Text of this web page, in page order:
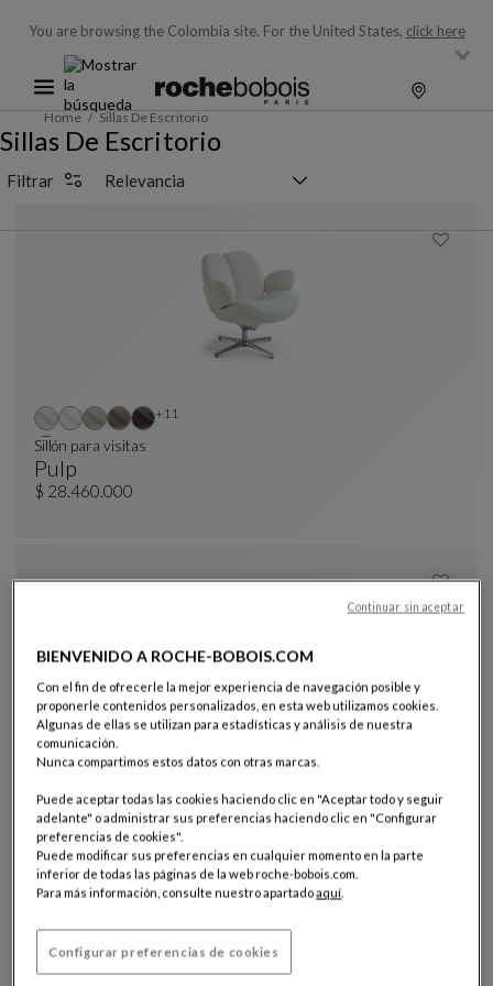
You are browsing the Colombia site. For the United States, click here
Home Sillas De Escritorio
Sillas De Escritorio
Filtrar
Pulp
Sillón Para Visitas
Ver Descripción Completa
Sillón para visitas
$ 28.460.000
+11Otros colores : 11 colores disponibles
Cento Office
Sillón Presidente Respaldo Bajo
Ver Descripción Completa
Sillón presidente respaldo bajo
BIENVENIDO A ROCHE-BOBOIS.COM
Con el fin de ofrecerle la mejor experiencia de navegación posible y
proponerle contenidos personalizados, en esta web utilizamos cookies.
Algunas de ellas se utilizan para estadísticas y análisis de nuestra
comunicación.
Nunca compartimos estos datos con otras marcas.
Puede aceptar todas las cookies haciendo clic en "Aceptar todo y seguir
adelante" o administrar sus preferencias haciendo clic en "Configurar
preferencias de cookies".
Puede modificar sus preferencias en cualquier momento en la parte
inferior de todas las páginas de la web roche-bobois.com.
Para más información, consulte nuestro apartadoaquí.
Configurar preferencias de cookies
Continuar sin aceptar